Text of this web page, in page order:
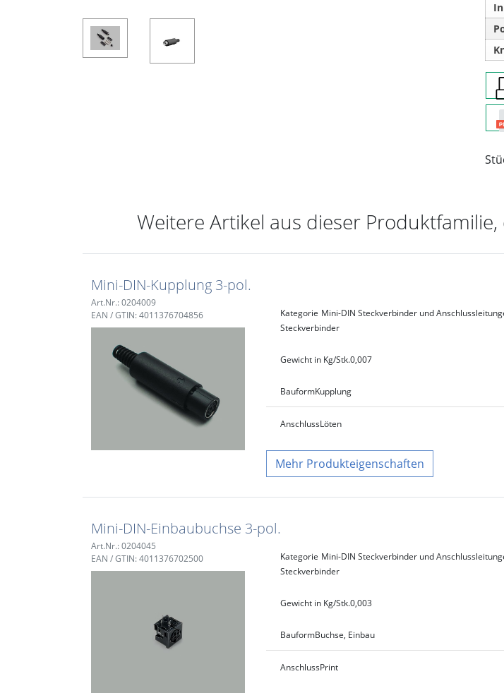
Weitere Artikel aus dieser
Mini-DIN-Kupplung 3-pol.
Art.Nr.: 0204009
EAN / GTIN: 4011376704856
Kategorie Mini-DIN Steckverbinder und
Steckverbinder
Gewicht in Kg/Stk.0,007
BauformKupplung
AnschlussLöten
Produkteigenschaften
Mini-DIN-Einbaubuchse 3-pol.
Art.Nr.: 0204045
EAN / GTIN: 4011376702500
Kategorie Mini-DIN Steckverbinder und
Steckverbinder
Gewicht in Kg/Stk.0,003
BauformBuchse, Einbau
AnschlussPrint